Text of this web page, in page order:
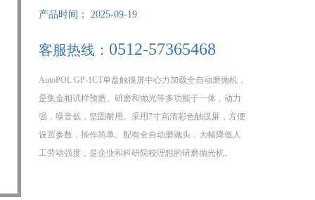
产品时间： 2025-09-19
客服热线： 0512-57365468
AutoPOL GP-1CT单盘触摸屏中心力加载全自动磨抛机，
是集金相试样预磨、研磨和抛光等多功能于一体，动力
强，噪音低，坚固耐用。采用7寸高清彩色触摸屏，方便
设置参数，操作简单。配有全自动磨抛头，大幅降低人
工劳动强度，是企业和科研院校理想的研磨抛光机。